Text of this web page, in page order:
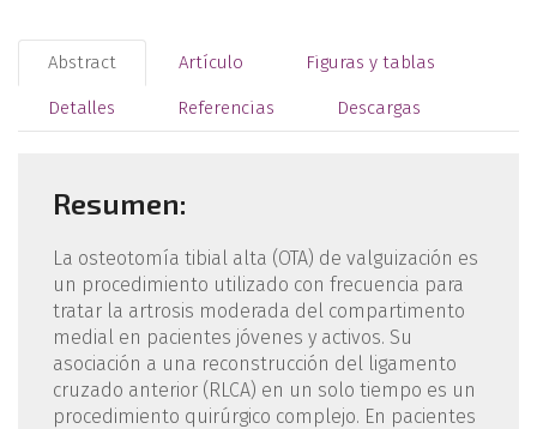
Abstract Artículo Figuras y tablas
Detalles Referencias Descargas
Resumen:
La osteotomía tibial alta (OTA) de valguización es
un procedimiento utilizado con frecuencia para
tratar la artrosis moderada del compartimento
medial en pacientes jóvenes y activos. Su
asociación a una reconstrucción del ligamento
cruzado anterior (RLCA) en un solo tiempo es un
procedimiento quirúrgico complejo. En pacientes